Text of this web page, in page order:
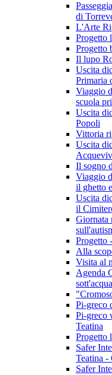
di
L'Arte
Progetto
Progetto
Il lupo
Uscita
Primaria
Viaggio
scuola
Uscita
Popoli
Vittoria
Uscita
Il sogno
Viaggio
il ghetto
Uscita
il
Giornata
Progetto
Alla
Visita al
Agenda
sott'acqua
Pi-greco
Pi-greco
Teatina
Progetto
Safer
Teatina -
Safer